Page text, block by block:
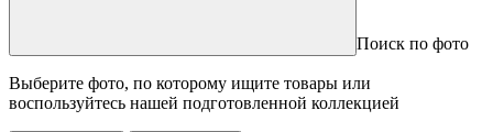
Поиск по фото
Выберите фото, по которому ищите товары или
воспользуйтесь нашей подготовленной коллекцией